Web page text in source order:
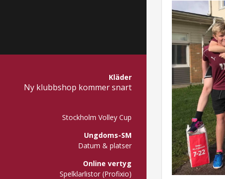
Kläder
Ny klubbshop kommer snart
Stockholm Volley Cup
Ungdoms-SM
Datum & platser
Online vertyg
Spelklarlistor (Profixio)